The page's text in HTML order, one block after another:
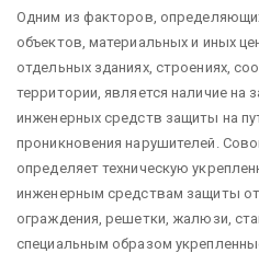
Одним из факторов,
объектов, материальных и иных
отдельных зданиях, строениях,
территории, является наличие на
инженерных средств защиты на
проникновения нарушителей.
определяет техническую
инженерным средствам защиты
ограждения, решетки, жалюзи,
специальным образом